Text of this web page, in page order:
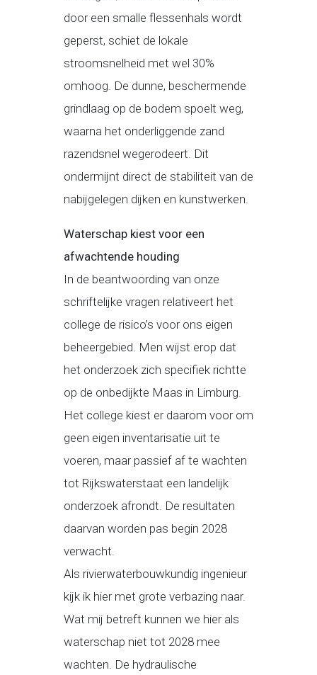
door een smalle flessenhals wordt
geperst, schiet de lokale
stroomsnelheid met wel 30%
omhoog. De dunne, beschermende
grindlaag op de bodem spoelt weg,
waarna het onderliggende zand
razendsnel wegerodeert. Dit
ondermijnt direct de stabiliteit van de
nabijgelegen dijken en kunstwerken.
Waterschap kiest voor een
afwachtende houding
In de beantwoording van onze
schriftelijke vragen relativeert het
college de risico’s voor ons eigen
beheergebied. Men wijst erop dat
het onderzoek zich specifiek richtte
op de onbedijkte Maas in Limburg.
Het college kiest er daarom voor om
geen eigen inventarisatie uit te
voeren, maar passief af te wachten
tot Rijkswaterstaat een landelijk
onderzoek afrondt. De resultaten
daarvan worden pas begin 2028
verwacht.
Als rivierwaterbouwkundig ingenieur
kijk ik hier met grote verbazing naar.
Wat mij betreft kunnen we hier als
waterschap niet tot 2028 mee
wachten. De hydraulische